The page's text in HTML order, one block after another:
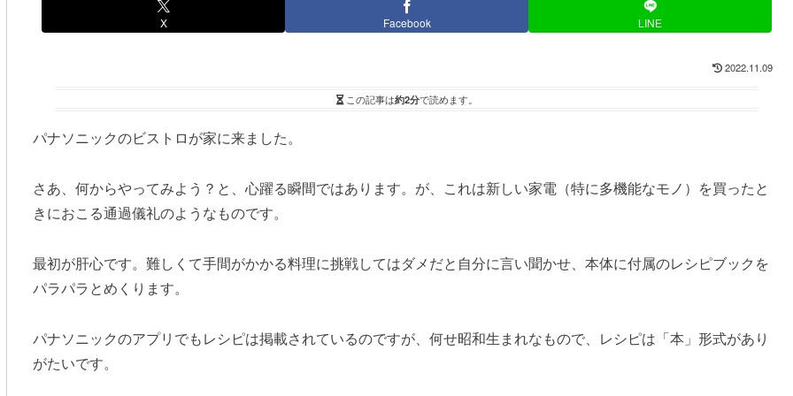
X Facebook LINE
2022.11.09
この記事は約2分で読めます。
パナソニックのビストロが家に来ました。
さあ、何からやってみよう？と、心躍る瞬間ではあります。が、これは新しい家電（特に多機能なモノ）を買ったと
きにおこる通過儀礼のようなものです。
最初が肝心です。難しくて手間がかかる料理に挑戦してはダメだと自分に言い聞かせ、本体に付属のレシピブックを
パラパラとめくります。
パナソニックのアプリでもレシピは掲載されているのですが、何せ昭和生まれなもので、レシピは「本」形式があり
がたいです。